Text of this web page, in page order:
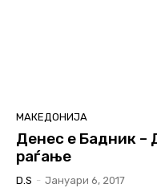
МАКЕДОНИЈА
Денес е Бадник –
раѓање
D.S - Јануари 6, 2017